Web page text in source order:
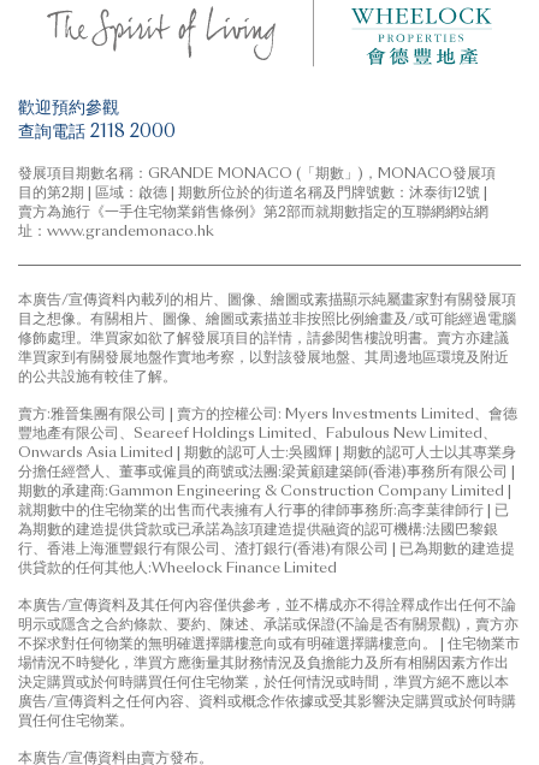
天際特色單位
花園複式單位
低座
低座花園特色單位
歡迎預約參觀
查詢電話 2118 2000
發展項目期數名稱：GRANDE MONACO (「期數」)，MONACO發展項
目的第2期 | 區域：啟德 | 期數所位於的街道名稱及門牌號數：沐泰街12號 |
賣方為施行《一手住宅物業銷售條例》第2部而就期數指定的互聯網網站網
址：www.grandemonaco.hk
本廣告/宣傳資料內載列的相片、圖像、繪圖或素描顯示純屬畫家對有關發展項
目之想像。有關相片、圖像、繪圖或素描並非按照比例繪畫及/或可能經過電腦
修飾處理。準買家如欲了解發展項目的詳情，請參閱售樓說明書。賣方亦建議
準買家到有關發展地盤作實地考察，以對該發展地盤、其周邊地區環境及附近
的公共設施有較佳了解。
賣方:雅晉集團有限公司 | 賣方的控權公司: Myers Investments Limited、會德
豐地產有限公司、Seareef Holdings Limited、Fabulous New Limited、
Onwards Asia Limited | 期數的認可人士:吳國輝 | 期數的認可人士以其專業身
分擔任經營人、董事或僱員的商號或法團:梁黃顧建築師(香港)事務所有限公司 |
期數的承建商:Gammon Engineering & Construction Company Limited |
就期數中的住宅物業的出售而代表擁有人行事的律師事務所:高李葉律師行 | 已
為期數的建造提供貸款或已承諾為該項建造提供融資的認可機構:法國巴黎銀
行、香港上海滙豐銀行有限公司、渣打銀行(香港)有限公司 | 已為期數的建造提
供貸款的任何其他人:Wheelock Finance Limited
本廣告/宣傳資料及其任何內容僅供參考，並不構成亦不得詮釋成作出任何不論
明示或隱含之合約條款、要約、陳述、承諾或保證(不論是否有關景觀)，賣方亦
不探求對任何物業的無明確選擇購樓意向或有明確選擇購樓意向。 | 住宅物業市
場情況不時變化，準買方應衡量其財務情況及負擔能力及所有相關因素方作出
決定購買或於何時購買任何住宅物業，於任何情況或時間，準買方絕不應以本
廣告/宣傳資料之任何內容、資料或概念作依據或受其影響決定購買或於何時購
買任何住宅物業。
本廣告/宣傳資料由賣方發布。